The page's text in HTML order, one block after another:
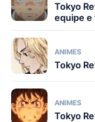
Tokyo
equipe e
ANIMES
Tokyo
ANIMES
Tokyo